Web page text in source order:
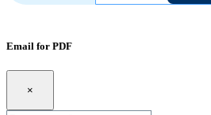
Email for PDF
×